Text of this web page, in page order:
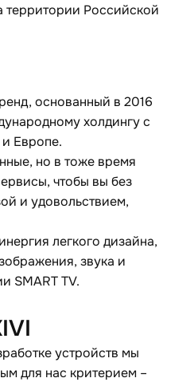
территории Российской
основанный в 2016
холдингу с
Европе.
но в тоже время
чтобы вы без
и удовольствием,
легкого дизайна,
звука и
SMART TV.
устройств мы
для нас критерием –